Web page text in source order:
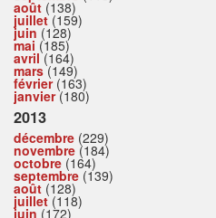
août (138)
juillet(159)
juin (128)
mai (185)
avril(164)
mars(149)
février(163)
janvier(180)
2013
décembre (229)
novembre (184)
octobre (164)
septembre (139)
août (128)
juillet(118)
juin (172)